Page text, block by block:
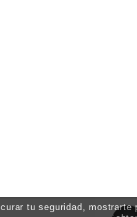
tu seguridad,